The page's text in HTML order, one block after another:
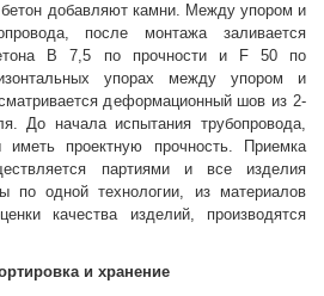
бетон добавляют камни. Между упором и
после монтажа заливается
B 7,5 по прочности и F 50 по
упорах между упором и
деформационный шов из 2-
До начала испытания трубопровода,
проектную прочность. Приемка
партиями и все изделия
по одной технологии, из материалов
качества изделий, производятся
и хранение